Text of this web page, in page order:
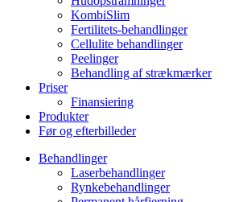
KombiSlim
Fertilitets-behandlinger
Cellulite behandlinger
Peelinger
Behandling af strækmærker
Priser
Finansiering
Produkter
Før og efterbilleder
Behandlinger
Laserbehandlinger
Rynkebehandlinger